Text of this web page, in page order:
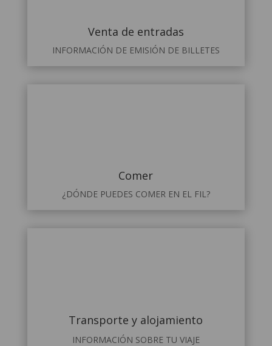
Venta de entradas
INFORMACIÓN DE EMISIÓN DE BILLETES
Comer
¿DÓNDE PUEDES COMER EN EL FIL?
Transporte y alojamiento
INFORMACIÓN SOBRE TU VIAJE